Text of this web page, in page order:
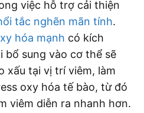
việc hỗ trợ cải thiện
tắc nghẽn mãn tính.
hóa mạnh có kích
sung vào cơ thể sẽ
xấu tại vị trí viêm, làm
oxy hóa tế bào, từ đó
viêm diễn ra nhanh hơn.